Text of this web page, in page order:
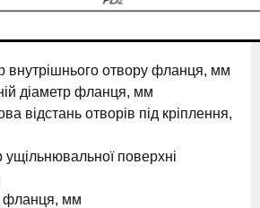
внутрішнього отвору фланця, мм
діаметр фланця, мм
відстань отворів під кріплення,
ущільнювальної поверхні
фланця, мм